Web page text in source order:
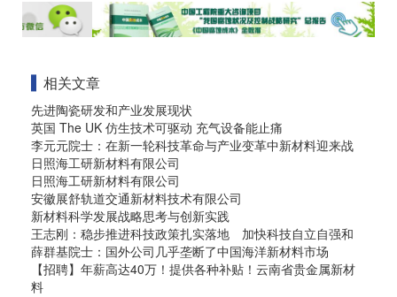
相关文章
先进陶瓷研发和产业发展现状
英国 The UK 仿生技术可驱动 充气设备能止痛
李元元院士：在新一轮科技革命与产业变革中新材料迎来战
日照海工研新材料有限公司
日照海工研新材料有限公司
安徽展舒轨道交通新材料技术有限公司
新材料科学发展战略思考与创新实践
王志刚：稳步推进科技政策扎实落地 加快科技自立自强和
薛群基院士：国外公司几乎垄断了中国海洋新材料市场
【招聘】年薪高达40万！提供各种补贴！云南省贵金属新材
料